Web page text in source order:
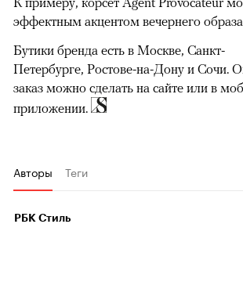
эффектным акцентом вечернего
Бутики бренда есть в Москве, Санкт-
Петербурге, Ростове-на-Дону и Сочи.
заказ можно сделать на сайте или в
приложении.
Авторы Теги
РБК Стиль